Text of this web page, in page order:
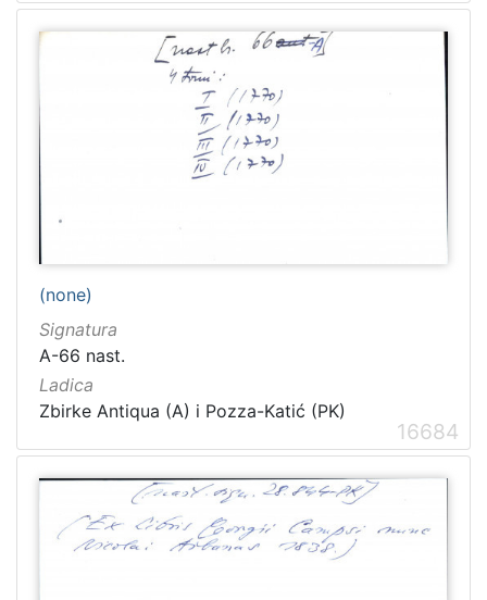
(none)
Signatura
A-66 nast.
Ladica
Zbirke Antiqua (A) i Pozza-Katić (PK)
16684